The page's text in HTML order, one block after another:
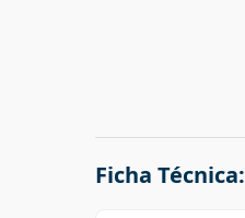
Ficha Técnica: